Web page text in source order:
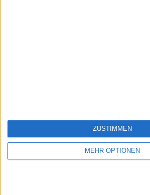
MEHR OPTIONEN
ZUSTIMMEN